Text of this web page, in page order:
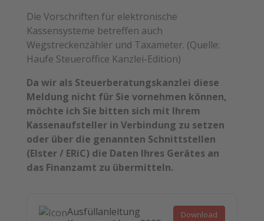
Die Vorschriften für elektronische
Kassensysteme betreffen auch
Wegstreckenzähler und Taxameter. (Quelle:
Haufe Steueroffice Kanzlei-Edition)
Da wir als Steuerberatungskanzlei diese
Meldung nicht für Sie vornehmen können,
möchte ich Sie bitten sich mit Ihrem
Kassenaufsteller in Verbindung zu setzen
oder über die genannten Schnittstellen
(Elster / ERiC) die Daten Ihres Gerätes an
das Finanzamt zu übermitteln.
Ausfüllanleitung
Download